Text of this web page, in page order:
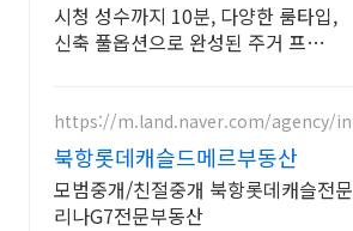
시청 성수까지 10분, 다양한 룸타입,
신축 풀옵션으로 완성된 주거 프리
https://m.land.naver.com/agency/
북항롯데캐슬드메르부동산
모범중개/친절중개 북항롯데캐슬전
리나G7전문부동산